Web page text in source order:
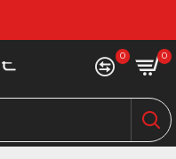
0 0